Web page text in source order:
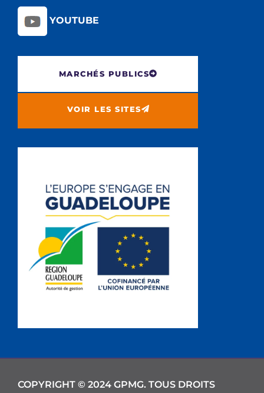
YOUTUBE
MARCHÉS PUBLICS
VOIR LES SITES
COPYRIGHT © 2024 GPMG. TOUS DROITS